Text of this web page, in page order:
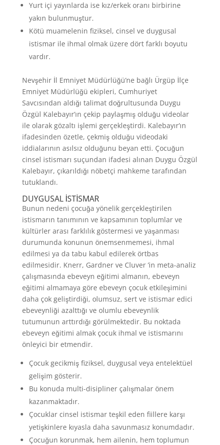
Yurt içi yayınlarda ise kız/erkek oranı birbirine
yakın bulunmuştur.
Kötü muamelenin fiziksel, cinsel ve duygusal
istismar ile ihmal olmak üzere dört farklı boyutu
vardır.
Nevşehir İl Emniyet Müdürlüğü’ne bağlı Ürgüp İlçe
Emniyet Müdürlüğü ekipleri, Cumhuriyet
Savcısından aldığı talimat doğrultusunda Duygu
Özgül Kalebayır’ın çekip paylaşmış olduğu videolar
ile olarak gözaltı işlemi gerçekleştirdi. Kalebayır’ın
ifadesinden özetle, çekmiş olduğu videodaki
iddialarının asılsız olduğunu beyan etti. Çocuğun
cinsel istismarı suçundan ifadesi alınan Duygu Özgül
Kalebayır, çıkarıldığı nöbetçi mahkeme tarafından
tutuklandı.
DUYGUSAL İSTİSMAR
Bunun nedeni çocuğa yönelik gerçekleştirilen
istismarın tanımının ve kapsamının toplumlar ve
kültürler arası farklılık göstermesi ve yaşanması
durumunda konunun önemsenmemesi, ihmal
edilmesi ya da tabu kabul edilerek örtbas
edilmesidir. Knerr, Gardner ve Cluver ’in meta-analiz
çalışmasında ebeveyn eğitimi almanın, ebeveyn
eğitimi almamaya göre ebeveyn çocuk etkileşimini
daha çok geliştirdiği, olumsuz, sert ve istismar edici
ebeveynliği azalttığı ve olumlu ebeveynlik
tutumunun arttırdığı görülmektedir. Bu noktada
ebeveyn eğitimi almak çocuk ihmal ve istismarını
önleyici bir etmendir.
Çocuk gecikmiş fiziksel, duygusal veya entelektüel
gelişim gösterir.
Bu konuda multi-disipliner çalışmalar önem
kazanmaktadır.
Çocuklar cinsel istismar teşkil eden fiillere karşı
yetişkinlere kıyasla daha savunmasız konumdadır.
Çocuğun korunmak, hem ailenin, hem toplumun